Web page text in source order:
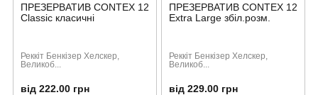
ПРЕЗЕРВАТИВ CONTEX 12
Classic класичні
Реккіт Бенкізер Хелскер,
Великоб...
від 222.00 грн
ПРЕЗЕРВАТИВ CONTEX 12
Extra Large збіл.розм.
Реккіт Бенкізер Хелскер,
Великоб...
від 229.00 грн